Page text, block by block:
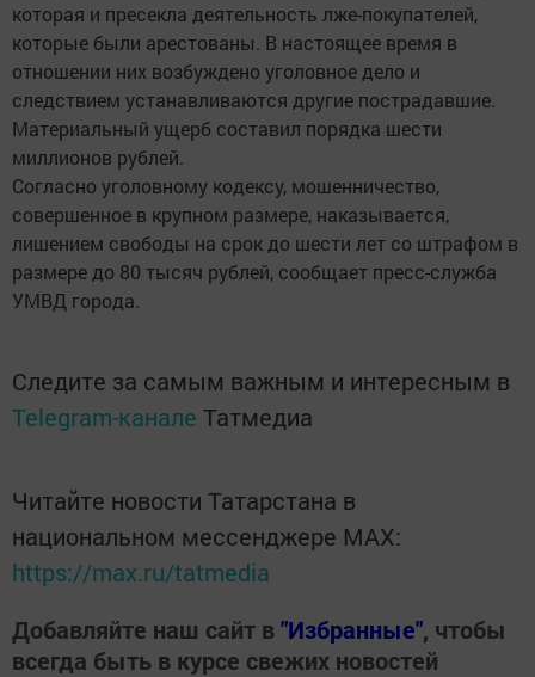
которая и пресекла деятельность лже-покупателей,
которые были арестованы. В настоящее время в
отношении них возбуждено уголовное дело и
следствием устанавливаются другие пострадавшие.
Материальный ущерб составил порядка шести
миллионов рублей.
Согласно уголовному кодексу, мошенничество,
совершенное в крупном размере, наказывается,
лишением свободы на срок до шести лет со штрафом в
размере до 80 тысяч рублей, сообщает пресс-служба
УМВД города.
Следите за самым важным и интересным в
Telegram-канале Татмедиа
Читайте новости Татарстана в
национальном мессенджере MАХ:
https://max.ru/tatmedia
Добавляйте наш сайт в"Избранные", чтобы
всегда быть в курсе свежих новостей